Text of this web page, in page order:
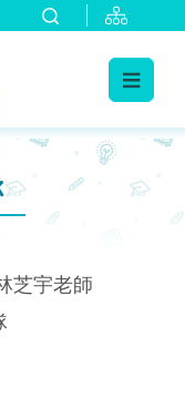
芝宇老師